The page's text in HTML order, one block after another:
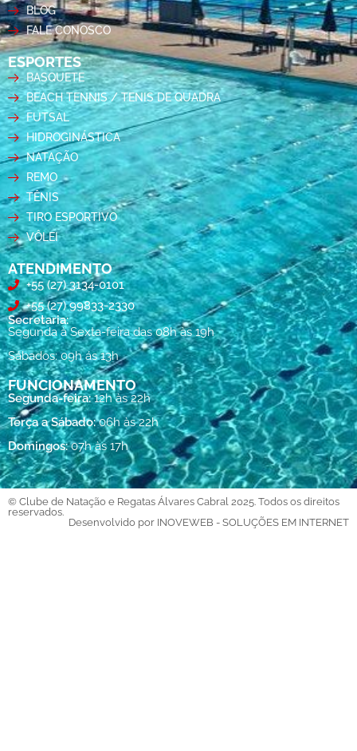
BLOG
FALE CONOSCO
ESPORTES
BASQUETE
BEACH TENNIS / TENIS DE QUADRA
FUTSAL
HIDROGINÁSTICA
NATAÇÃO
REMO
TÊNIS
TIRO ESPORTIVO
VÔLEI
ATENDIMENTO
+55 (27) 3134-0101
+55 (27) 99833-2330
Secretaria:
Segunda à Sexta-feira das 08h às 19h
Sábados: 09h ás 13h
FUNCIONAMENTO
Segunda-feira:12h às 22h
Terça a Sábado:06h às 22h
Domingos:07h às 17h
© Clube de Natação e Regatas Álvares Cabral 2025. Todos os direitos
reservados.
Desenvolvido por INOVEWEB - SOLUÇÕES EM INTERNET